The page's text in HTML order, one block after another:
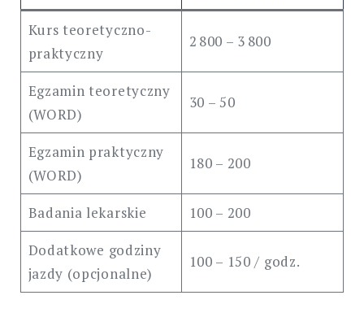
Kurs teoretyczno-
praktyczny
2 800 – 3 800
Egzamin teoretyczny
(WORD)
30 – 50
Egzamin praktyczny
(WORD)
180 – 200
Badania lekarskie
100 – 200
Dodatkowe godziny
jazdy (opcjonalne)
100 – 150 / godz.